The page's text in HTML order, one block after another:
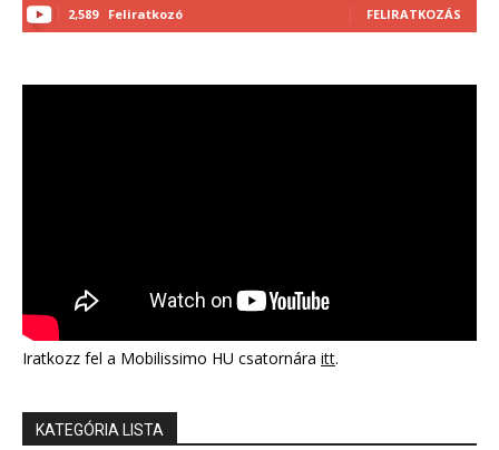
2,589 Feliratkozó FELIRATKOZÁS
Iratkozz fel a Mobilissimo HU csatornára itt.
KATEGÓRIA LISTA